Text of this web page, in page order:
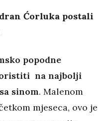
Ćorluka postali
popodne
na najbolji
sinom. Malenom
mjeseca, ovo je